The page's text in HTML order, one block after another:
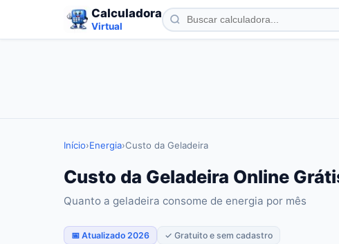
Calculadora
Virtual
Início›Energia›Custo da Geladeira
Custo da Geladeira Online
Quanto a geladeira consome de energia por mês
📅 Atualizado 2026 ✓ Gratuito e sem cadastro